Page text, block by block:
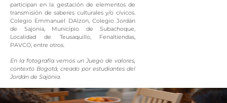
participan en la gestación de elementos de
transmisión de saberes culturales y/o cívicos.
Colegio Emmanuel DAlzon, Colegio Jordán
de Sajonia, Municipio de Subachoque,
Localidad de Teusaquillo, Fenaltiendas,
PAVCO, entre otros.
En la fotografía vemos un Juego de valores,
contexto Bogotá, creado por estudiantes del
Jordán de Sajónia.